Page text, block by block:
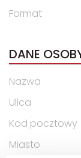
Format
DANE
Nazwa
Ulica
Kod pocztowy
Miasto